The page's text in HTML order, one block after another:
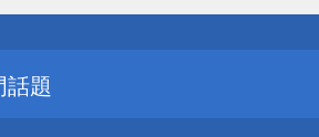
網頁！請小心！
公告
話題
優惠